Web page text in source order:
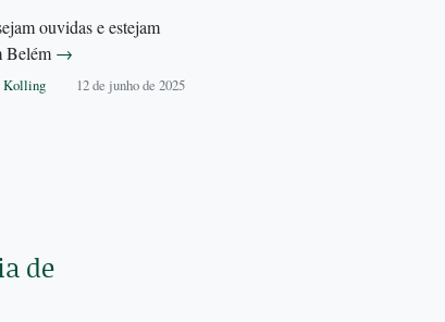
ouvidas e estejam
Belém →
Kolling 12 de junho de 2025
de